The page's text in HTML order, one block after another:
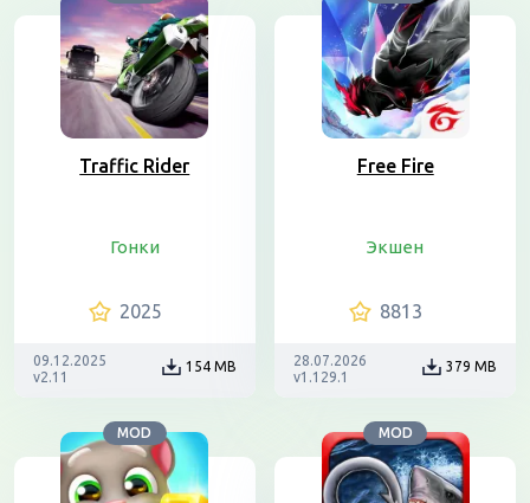
Traffic Rider
Гонки
2025
09.12.2025
v2.11
154 MB
Free Fire
Экшен
8813
28.07.2026
v1.129.1
379 MB
MOD MOD